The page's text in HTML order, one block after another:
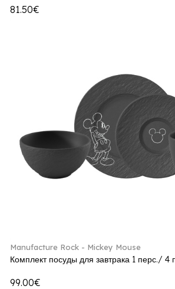
81.50€
Manufacture Rock - Mickey Mouse
Комплект посуды для завтрака 1 перс./ 4
99.00€